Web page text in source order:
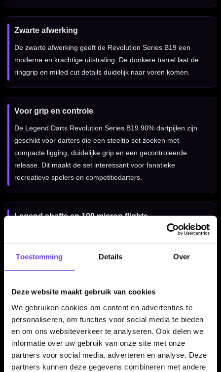
Toestemming Details Over
Deze website maakt gebruik van cookies
We gebruiken cookies om content en advertenties te
personaliseren, om functies voor social media te bieden
en om ons websiteverkeer te analyseren. Ook delen we
informatie over uw gebruik van onze site met onze
partners voor social media, adverteren en analyse. Deze
partners kunnen deze gegevens combineren met andere
Zwarte afwerking
De zwarte afwerking geeft de Revolution Series B19 een
moderne en krachtige uitstraling. De donkere barrel laat de
ringgrip en milled cut details duidelijk naar voren komen.
Voor grip en controle
De Legend Darts Revolution Series B19 90% dartpijlen zijn
geschikt voor darters die een steeltip set zoeken met
compacte ligging, duidelijke grip en een gecontroleerde
release. Dit maakt de set interessant voor fanatieke
recreatieve spelers en competitiedarters.
Legend shafts en 100 micron flights
De set wordt geleverd met Legend dart shafts en 100 micron
flights. Daardoor krijg je een complete steeltip set waarmee je
direct kunt spelen en jouw setup later verder kunt afstemmen
op je eigen voorkeur.
Verkrijgbaar in 21 en 23 gram
twee populaire steeltip gewichten binnen dezelfde B19
barrelstijl.